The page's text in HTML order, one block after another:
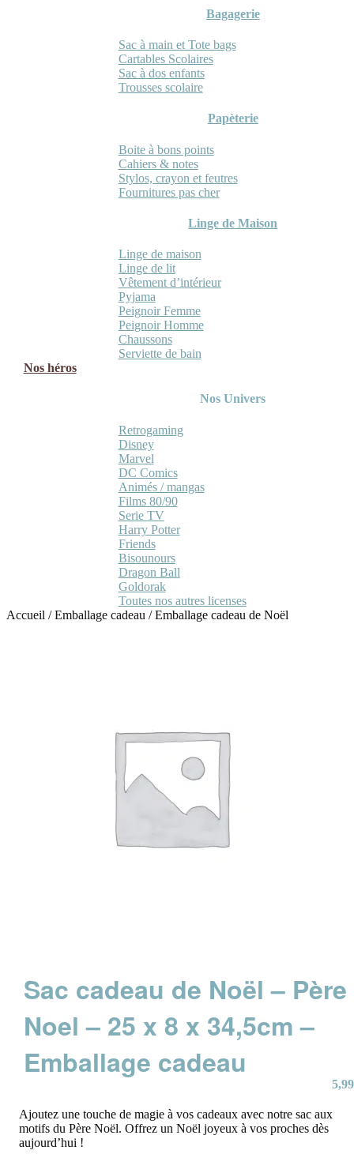
Bagagerie
Sac à main et Tote bags
Cartables Scolaires
Sac à dos enfants
Trousses scolaire
Papèterie
Boite à bons points
Cahiers & notes
Stylos, crayon et feutres
Fournitures pas cher
Linge de Maison
Linge de maison
Linge de lit
Vêtement d’intérieur
Pyjama
Peignoir Femme
Peignoir Homme
Chaussons
Serviette de bain
Nos héros
Nos Univers
Retrogaming
Disney
Marvel
DC Comics
Animés / mangas
Films 80/90
Serie TV
Harry Potter
Friends
Bisounours
Dragon Ball
Goldorak
Toutes nos autres licenses
Accueil /Emballage cadeau /Emballage cadeau de Noël
Sac cadeau de Noël – Père
Noel – 25 x 8 x 34,5cm –
Emballage cadeau
5,99
Ajoutez une touche de magie à vos cadeaux avec notre sac aux
motifs du Père Noël. Offrez un Noël joyeux à vos proches dès
aujourd’hui !